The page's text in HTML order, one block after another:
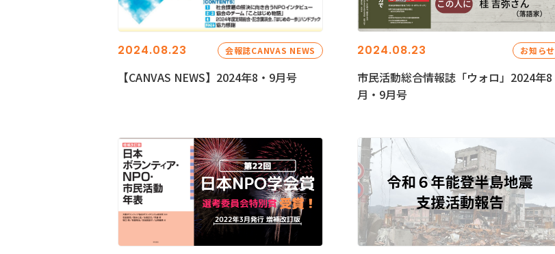
2024.08.23 会報誌CANVAS NEWS
【CANVAS NEWS】2024年8・9月号
2024.08.23 お知らせ
市民活動総合情報誌「ウォロ」2024年8
月・9月号